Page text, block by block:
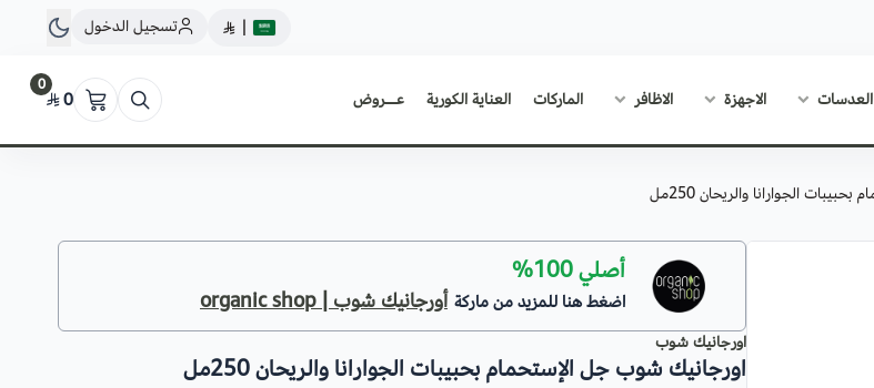
| تسجيل الدخول
العدسات الاجهزة الاظافر الماركات العناية الكورية عــروض
0
0
الجوارانا والريحان 250مل
أصلي 100%
اضغط هنا للمزيد من ماركة أورجانيك شوب | organic shop
اورجانيك شوب
اورجانيك شوب جل الإستحمام بحبيبات الجوارانا والريحان 250مل